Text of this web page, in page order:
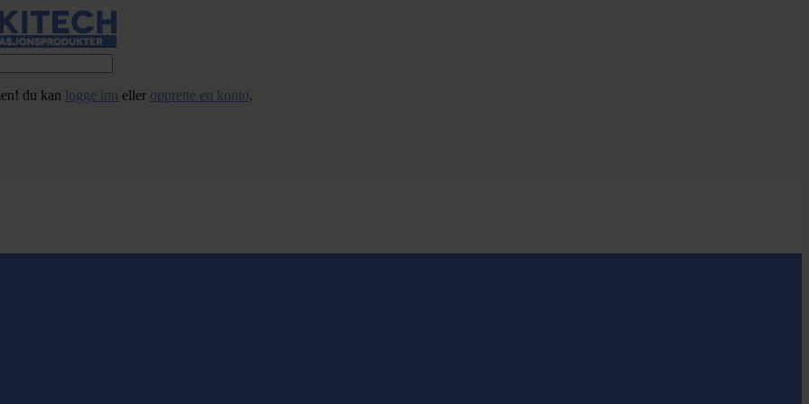
du kan logge inn eller opprette en konto.